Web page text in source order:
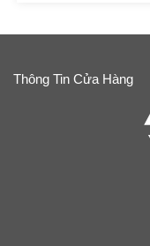
Thông Tin Cửa Hàng